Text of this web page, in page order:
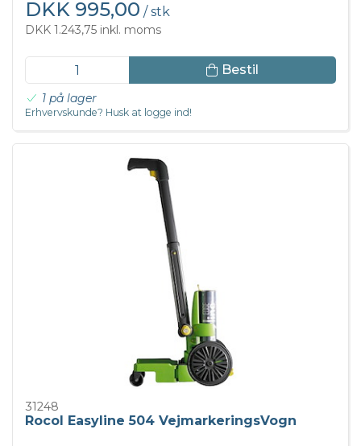
DKK 995,00 / stk
DKK 1.243,75 inkl. moms
Bestil
1 på lager
Erhvervskunde? Husk at logge ind!
31248
Rocol Easyline 504 VejmarkeringsVogn